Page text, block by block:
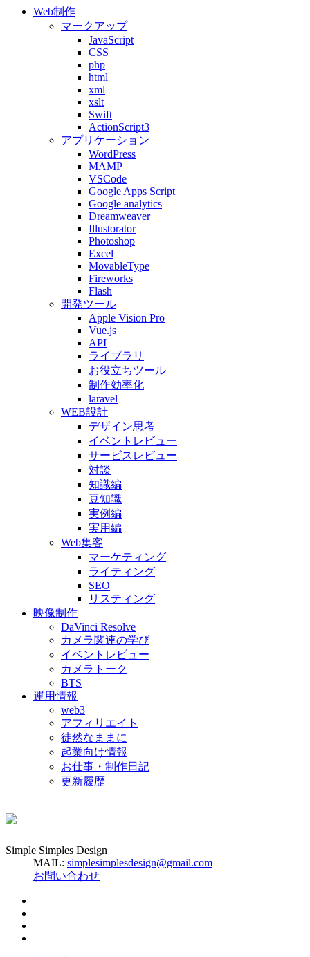
Web制作
マークアップ
JavaScript
CSS
php
html
xml
xslt
Swift
ActionScript3
アプリケーション
WordPress
MAMP
VSCode
Google Apps Script
Google analytics
Dreamweaver
Illustorator
Photoshop
Excel
MovableType
Fireworks
Flash
開発ツール
Apple Vision Pro
Vue.js
API
ライブラリ
お役立ちツール
制作効率化
laravel
WEB設計
デザイン思考
イベントレビュー
サービスレビュー
対談
知識編
豆知識
実例編
実用編
Web集客
マーケティング
ライティング
SEO
リスティング
映像制作
DaVinci Resolve
カメラ関連の学び
イベントレビュー
カメラトーク
BTS
運用情報
web3
アフィリエイト
徒然なままに
起業向け情報
お仕事・制作日記
更新履歴
Simple Simples Design
MAIL: simplesimplesdesign@gmail.com
お問い合わせ